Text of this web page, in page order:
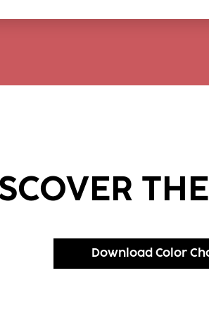
Download Color